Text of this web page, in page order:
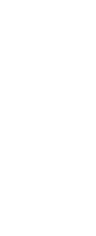
für
einen
abschließen.
führen.